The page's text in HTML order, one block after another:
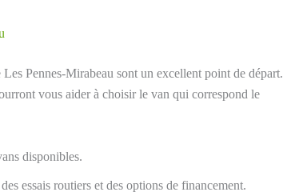
Pennes-Mirabeau sont un excellent point de départ.
vous aider à choisir le van qui correspond le
disponibles.
essais routiers et des options de financement.